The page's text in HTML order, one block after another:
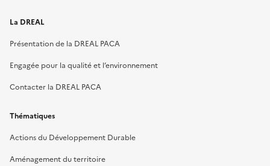
La DREAL
Présentation de la DREAL PACA
Engagée pour la qualité et l’environnement
Contacter la DREAL PACA
Thématiques
Actions du Développement Durable
Aménagement du territoire